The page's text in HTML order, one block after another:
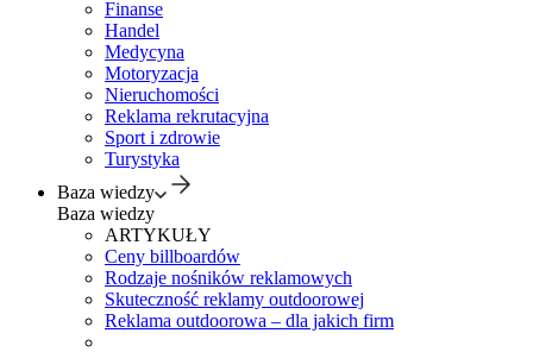
Finanse
Handel
Medycyna
Motoryzacja
Nieruchomości
Reklama rekrutacyjna
Sport i zdrowie
Turystyka
Baza wiedzy
Baza wiedzy
ARTYKUŁY
Ceny billboardów
Rodzaje nośników reklamowych
Skuteczność reklamy outdoorowej
Reklama outdoorowa – dla jakich firm